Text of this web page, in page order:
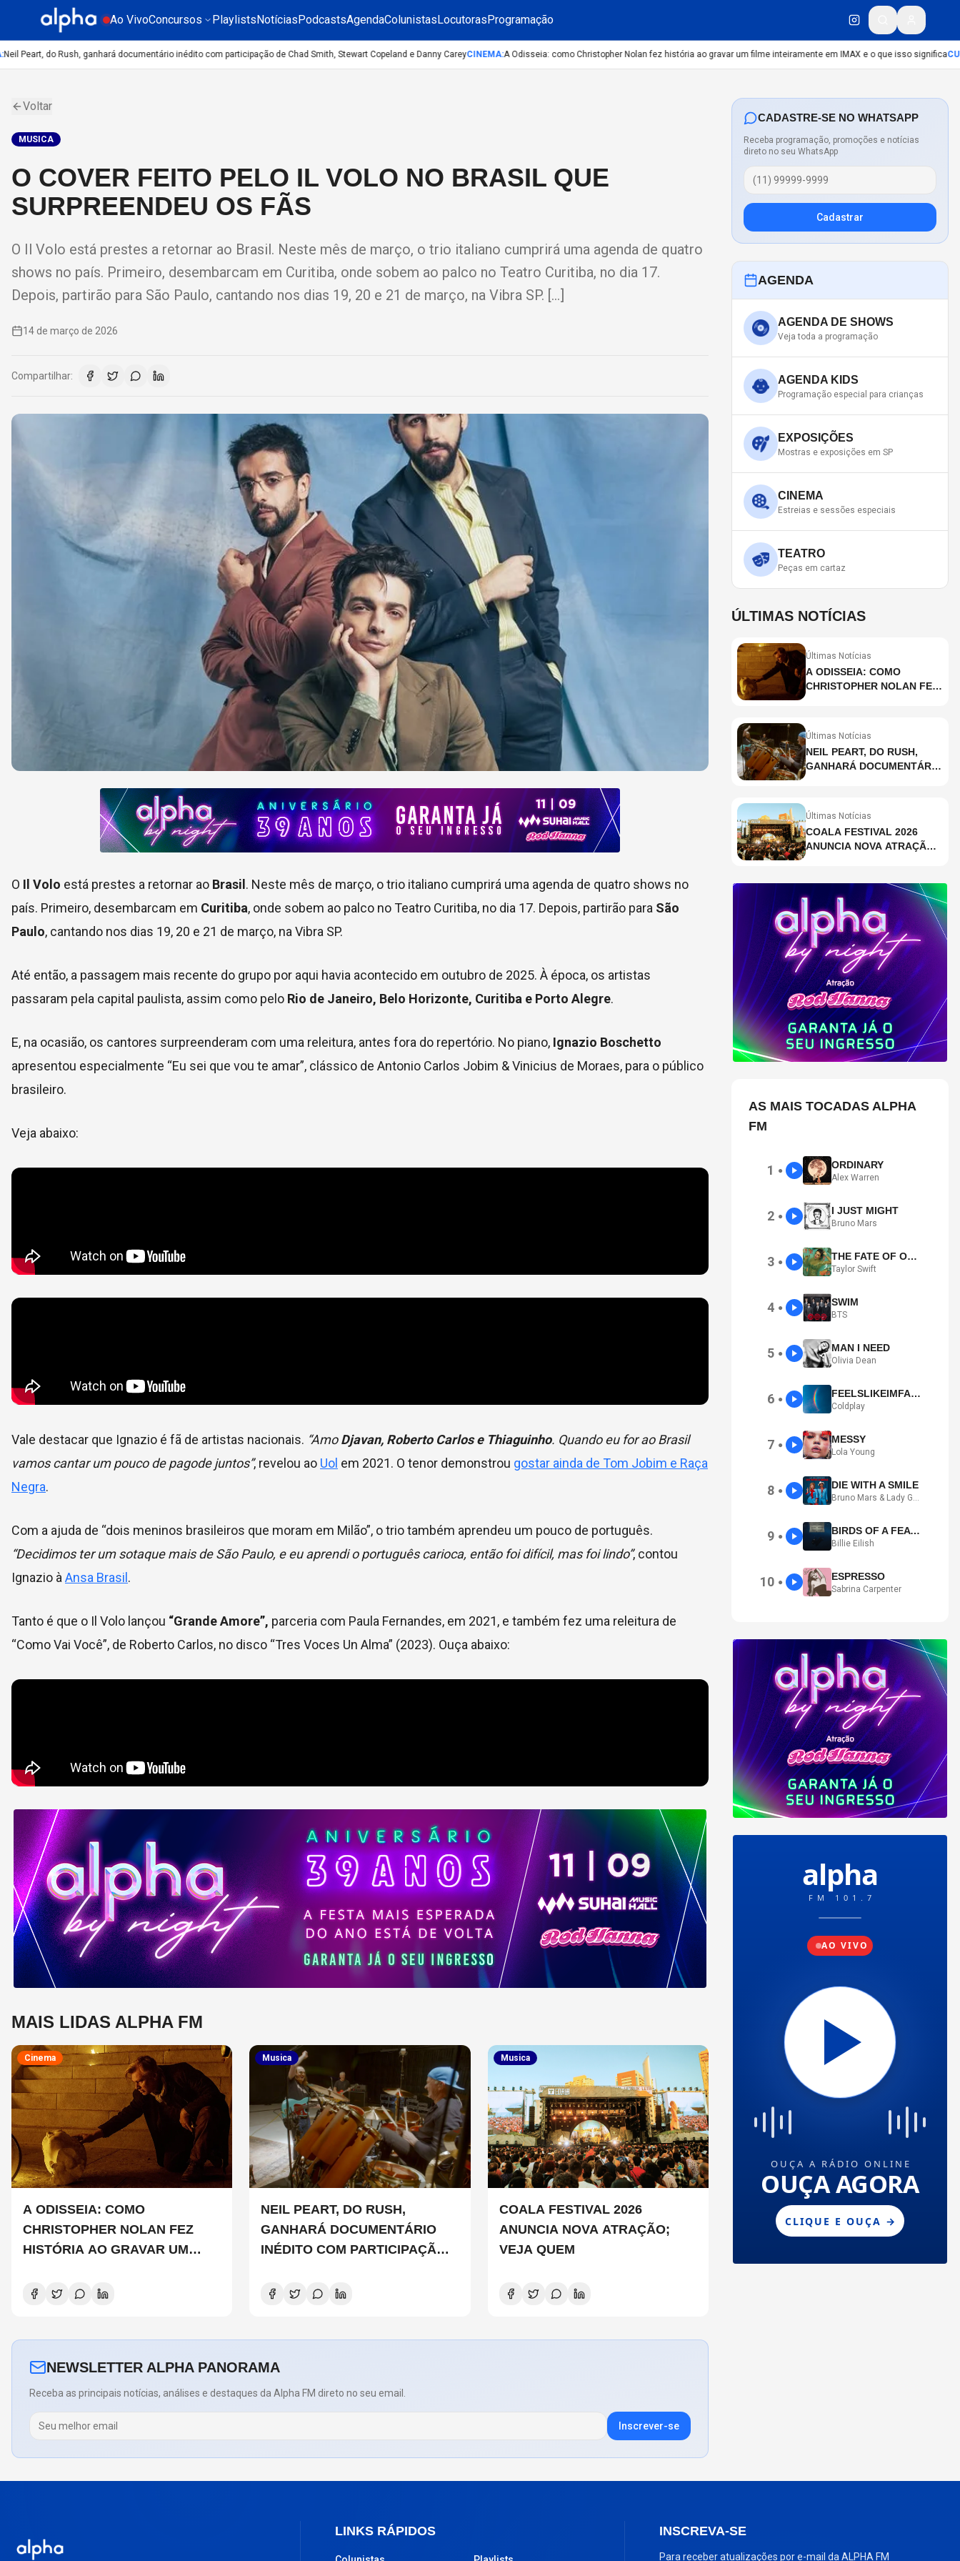
Ao VivoConcursos PlaylistsNotíciasPodcastsAgendaColunistasLocutorasProgramação
Peart, do Rush, ganhará documentário inédito com participação de Chad Smith, Stewart Copeland e Danny CareyCINEMA:A Odisseia: como Christopher Nolan fez história ao gravar um filme inteiramente em IMAX e o que isso significa
Voltar
MUSICA
O COVER FEITO PELO IL VOLO NO BRASIL QUE
SURPREENDEU OS FÃS
O Il Volo está prestes a retornar ao Brasil. Neste mês de março, o trio italiano cumprirá uma agenda de quatro
shows no país. Primeiro, desembarcam em Curitiba, onde sobem ao palco no Teatro Curitiba, no dia 17.
Depois, partirão para São Paulo, cantando nos dias 19, 20 e 21 de março, na Vibra SP. […]
14 de março de 2026
Compartilhar:
O Il Volo está prestes a retornar ao Brasil . Neste mês de março, o trio italiano cumprirá uma agenda de quatro shows no
país. Primeiro, desembarcam em Curitiba, onde sobem ao palco no Teatro Curitiba, no dia 17. Depois, partirão para São
Paulo, cantando nos dias 19, 20 e 21 de março, na Vibra SP.
Até então, a passagem mais recente do grupo por aqui havia acontecido em outubro de 2025. À época, os artistas
passaram pela capital paulista, assim como pelo Rio de Janeiro, Belo Horizonte, Curitiba e Porto Alegre.
E, na ocasião, os cantores surpreenderam com uma releitura, antes fora do repertório. No piano, Ignazio Boschetto
apresentou especialmente “Eu sei que vou te amar”, clássico de Antonio Carlos Jobim & Vinicius de Moraes, para o público
brasileiro.
Veja abaixo:
Vale destacar que Ignazio é fã de artistas nacionais. “AmoDjavan, Roberto Carlos e Thiaguinho. Quando eu for ao Brasil
vamos cantar um pouco de pagode juntos”, revelou ao Uol em 2021. O tenor demonstrou gostar ainda de Tom Jobim e Raça
Negra.
Com a ajuda de “dois meninos brasileiros que moram em Milão”, o trio também aprendeu um pouco de português.
“Decidimos ter um sotaque mais de São Paulo, e eu aprendi o português carioca, então foi difícil, mas foi lindo”, contou
Ignazio à Ansa Brasil .
Tanto é que o Il Volo lançou “Grande Amore”, parceria com Paula Fernandes, em 2021, e também fez uma releitura de
“Como Vai Você”, de Roberto Carlos, no disco “Tres Voces Un Alma” (2023). Ouça abaixo:
MAIS LIDAS ALPHA FM
Cinema
A ODISSEIA: COMO
CHRISTOPHER NOLAN FEZ
HISTÓRIA AO GRAVAR UM
E O QUE ISSO SIGNIFICA
Musica
NEIL PEART, DO RUSH,
GANHARÁ DOCUMENTÁRIO
INÉDITO COM PARTICIPAÇÃO
COPELAND E DANNY CAREY
Musica
COALA FESTIVAL 2026
ANUNCIA NOVA ATRAÇÃO;
VEJA QUEM
NEWSLETTER ALPHA PANORAMA
Receba as principais notícias, análises e destaques da Alpha FM direto no seu email.
Inscrever-se
CADASTRE-SE NO WHATSAPP
Receba programação, promoções e notícias
direto no seu WhatsApp
Cadastrar
AGENDA
AGENDA DE SHOWS
Veja toda a programação
AGENDA KIDS
Programação especial para crianças
EXPOSIÇÕES
Mostras e exposições em SP
CINEMA
Estreias e sessões especiais
TEATRO
Peças em cartaz
ÚLTIMAS NOTÍCIAS
Últimas Notícias
A ODISSEIA: COMO
CHRISTOPHER NOLAN FEZ
IMAX E O QUE ISSO
Últimas Notícias
NEIL PEART, DO RUSH,
GANHARÁ DOCUMENTÁRIO
SMITH, STEWART
CAREY
Últimas Notícias
COALA FESTIVAL 2026
ANUNCIA NOVA ATRAÇÃO;
AS MAIS TOCADAS ALPHA
FM
1 ● ORDINARY
Alex Warren
2 ● I JUST MIGHT
Bruno Mars
3 ● THE FATE OF OPHELIA
Taylor Swift
4 ● SWIM
BTS
5 ● MAN I NEED
Olivia Dean
6 ● FEELSLIKEIMFALLINGINLOVE
Coldplay
7 ● MESSY
Lola Young
8 ● DIE WITH A SMILE
Bruno Mars & Lady Gaga
9 ● BIRDS OF A FEATHER
Billie Eilish
10 ● ESPRESSO
Sabrina Carpenter
LINKS RÁPIDOS INSCREVA-SE
Para receber atualizações por e-mail da ALPHA FM